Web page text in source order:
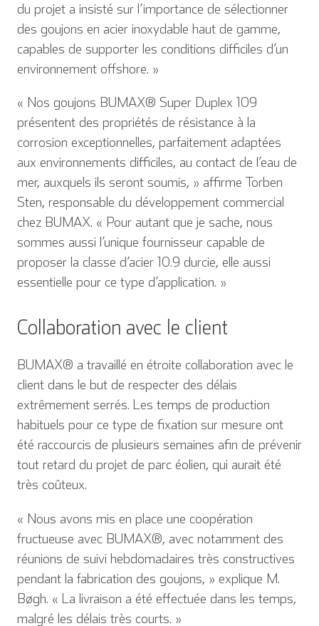
du projet a insisté sur l’importance de sélectionner
des goujons en acier inoxydable haut de gamme,
capables de supporter les conditions difficiles d’un
environnement offshore. »
« Nos goujons BUMAX® Super Duplex 109
présentent des propriétés de résistance à la
corrosion exceptionnelles, parfaitement adaptées
aux environnements difficiles, au contact de l’eau de
mer, auxquels ils seront soumis, » affirme Torben
Sten, responsable du développement commercial
chez BUMAX. « Pour autant que je sache, nous
sommes aussi l’unique fournisseur capable de
proposer la classe d’acier 10.9 durcie, elle aussi
essentielle pour ce type d’application. »
Collaboration avec le client
BUMAX® a travaillé en étroite collaboration avec le
client dans le but de respecter des délais
extrêmement serrés. Les temps de production
habituels pour ce type de fixation sur mesure ont
été raccourcis de plusieurs semaines afin de prévenir
tout retard du projet de parc éolien, qui aurait été
très coûteux.
« Nous avons mis en place une coopération
fructueuse avec BUMAX®, avec notamment des
réunions de suivi hebdomadaires très constructives
pendant la fabrication des goujons, » explique M.
Bøgh. « La livraison a été effectuée dans les temps,
malgré les délais très courts. »